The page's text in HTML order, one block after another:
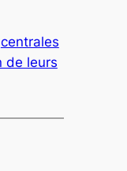
centrales
de leurs